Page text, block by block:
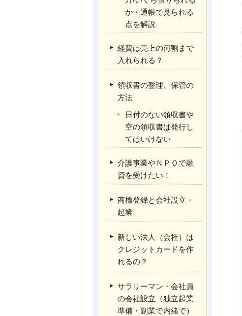
か・通帳で見られる
点を解説
経費は売上の何割まで
入れられる？
領収書の整理、保管の
方法
日付のない領収書や
空の領収書は発行し
てはいけない
介護事業やＮＰＯで融
資を受けたい！
商標登録と会社設立・
起業
新しい法人（会社）は
クレジットカードを作
れるの？
サラリーマン・会社員
の会社設立（独立起業
準備・副業で内緒で）